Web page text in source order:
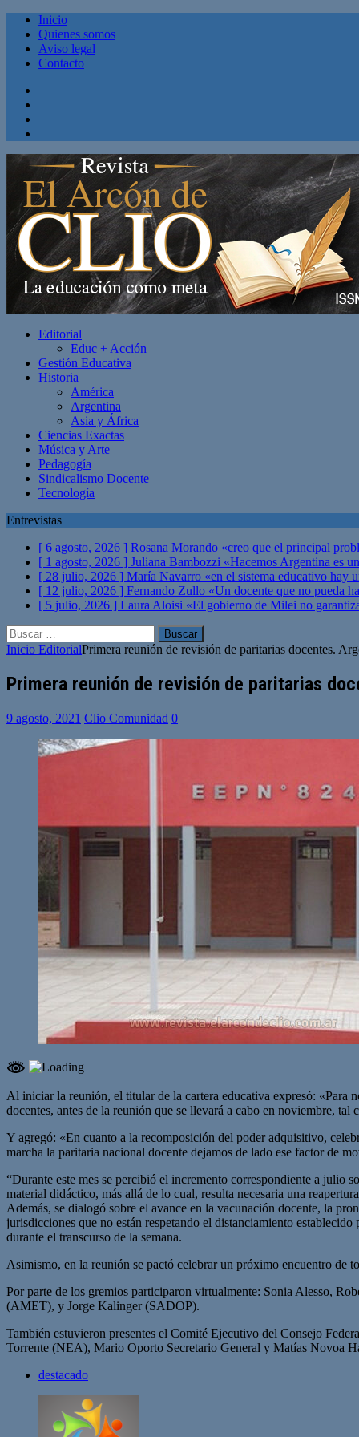
Inicio
Quienes somos
Aviso legal
Contacto
Editorial
Educ + Acción
Gestión Educativa
Historia
América
Argentina
Asia y África
Ciencias Exactas
Música y Arte
Pedagogía
Sindicalismo Docente
Tecnología
Entrevistas
[ 6 agosto, 2026 ] Rosana Morando «creo que el principal
[ 1 agosto, 2026 ] Juliana Bambozzi «Hacemos Argentina es
[ 28 julio, 2026 ] María Navarro «en el sistema educativo hay
[ 12 julio, 2026 ] Fernando Zullo «Un docente que no pueda
[ 5 julio, 2026 ] Laura Aloisi «El gobierno de Milei no
Buscar:
Inicio EditorialPrimera reunión de revisión de paritarias docentes.
Primera reunión de revisión de paritarias
9 agosto, 2021 Clio Comunidad 0
Al iniciar la reunión, el titular de la cartera educativa expresó: «Para
docentes, antes de la reunión que se llevará a cabo en noviembre,
Y agregó: «En cuanto a la recomposición del poder adquisitivo,
marcha la paritaria nacional docente dejamos de lado ese factor de
“Durante este mes se percibió el incremento correspondiente a julio
material didáctico, más allá de lo cual, resulta necesaria una
Además, se dialogó sobre el avance en la vacunación docente, la
jurisdicciones que no están respetando el distanciamiento
durante el transcurso de la semana.
Asimismo, en la reunión se pactó celebrar un próximo encuentro de
Por parte de los gremios participaron virtualmente: Sonia Alesso,
(AMET), y Jorge Kalinger (SADOP).
También estuvieron presentes el Comité Ejecutivo del Consejo
Torrente (NEA), Mario Oporto Secretario General y Matías Novoa
destacado